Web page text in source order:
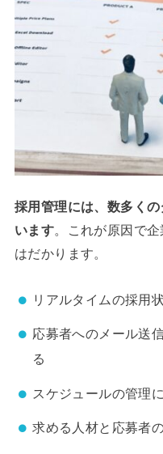
採用管理には、数多く
います。これが原因で
はだかります。
リアルタイムの採用
応募者へのメール送
る
スケジュールの管理
求める人材と応募者